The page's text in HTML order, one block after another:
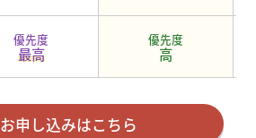
優先度
最高
優先度
高
お申し込みはこちら